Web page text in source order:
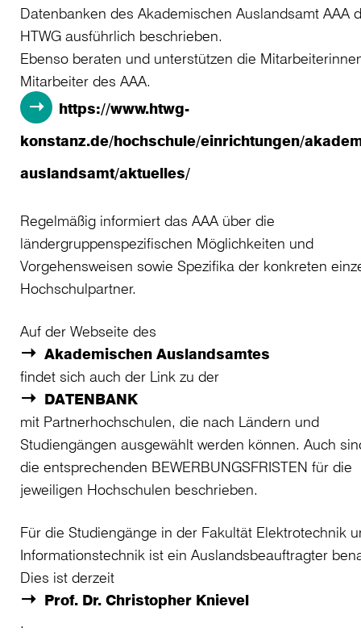
Datenbanken des Akademischen Auslandsamt AAA
HTWG ausführlich beschrieben.
Ebenso beraten und unterstützen die
Mitarbeiter des AAA.
https://www.htwg-
konstanz.de/hochschule/einrichtungen/
auslandsamt/aktuelles/
Regelmäßig informiert das AAA über die
ländergruppenspezifischen Möglichkeiten und
Vorgehensweisen sowie Spezifika der konkreten
Hochschulpartner.
Auf der Webseite des
Akademischen Auslandsamtes
findet sich auch der Link zu der
DATENBANK
mit Partnerhochschulen, die nach Ländern und
Studiengängen ausgewählt werden können. Auch
die entsprechenden BEWERBUNGSFRISTEN für die
jeweiligen Hochschulen beschrieben.
Für die Studiengänge in der Fakultät Elektrotechnik
Informationstechnik ist ein Auslandsbeauftragter
Dies ist derzeit
Prof. Dr. Christopher Knievel
.